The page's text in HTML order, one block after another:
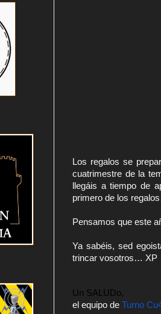
Los regalos se
cuatrimestre de la
llegáis a tiempo de
primero de los
Pensamos que este
Ya sabéis, sed
trincar vosotros… XP
Un SALUDo,
el equipo de Turno